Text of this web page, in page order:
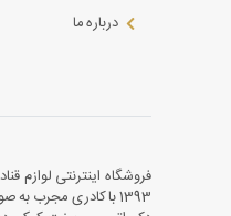
درباره ما
فروشگاه اینترنتی لوازم
1393 با کادری مجرب